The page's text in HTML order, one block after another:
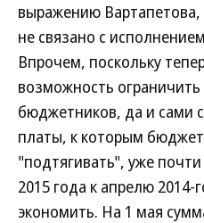
выражению
не связано с
Впрочем, поскольку
возможность
бюджетников, да и сами
платы, к которым
"подтягивать", уже
2015 года к апрелю 2014-
экономить. На 1 мая